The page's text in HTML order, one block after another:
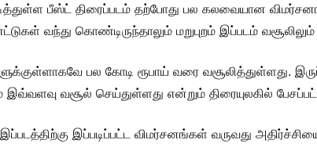
பீஸ்ட் திரைப்படம் தற்போது பல கலவையான
வந்து கொண்டிருந்தாலும் மறுபுறம் இப்படம்
பல கோடி ரூபாய் வரை வசூலித்துள்ளது.
வசூல் செய்துள்ளது என்றும் திரையுலகில்
இப்படத்திற்கு இப்படிப்பட்ட விமர்சனங்கள் வருவது